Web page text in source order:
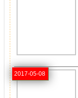
2017-05-08